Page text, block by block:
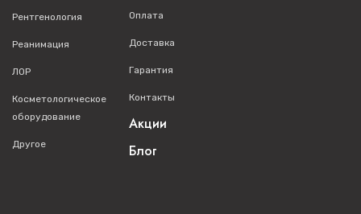
Рентгенология
Реанимация
ЛОР
Косметологическое
оборудование
Другое
Оплата
Доставка
Гарантия
Контакты
Акции
Блог